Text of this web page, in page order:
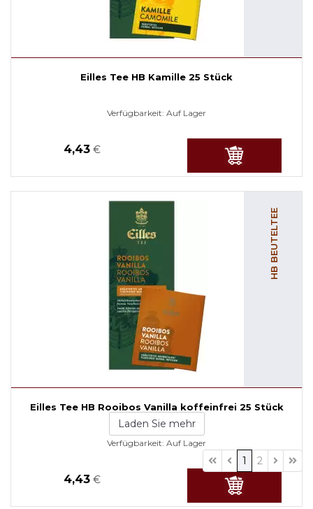
Eilles Tee HB Kamille 25 Stück
Verfügbarkeit: Auf Lager
4,43 €
HB BEUTELTEE
Eilles Tee HB Rooibos Vanilla koffeinfrei 25 Stück
Verfügbarkeit: Auf Lager
4,43 €
Laden Sie mehr
1 2